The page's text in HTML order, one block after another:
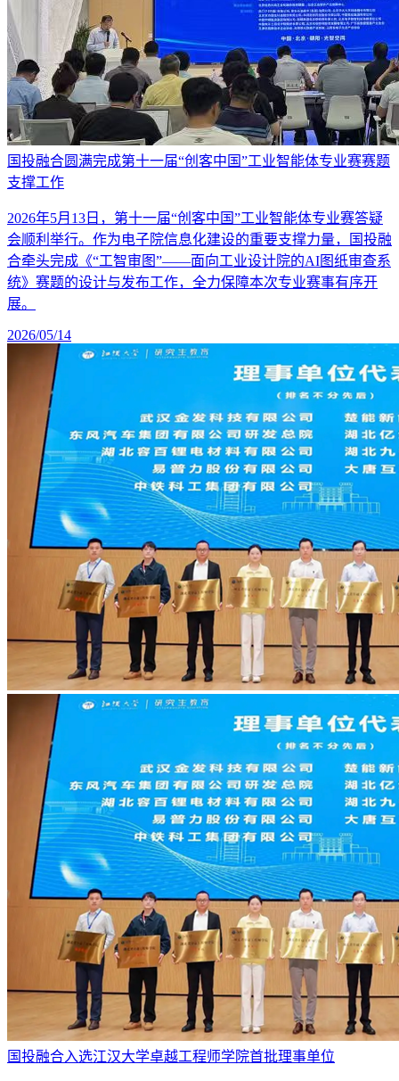
国投融合圆满完成第十一届“创客中国”工业智能体专业赛赛题
支撑工作
2026年5月13日，第十一届“创客中国”工业智能体专业赛答疑
会顺利举行。作为电子院信息化建设的重要支撑力量，国投融
合牵头完成《“工智审图”——面向工业设计院的AI图纸审查系
统》赛题的设计与发布工作，全力保障本次专业赛事有序开
展。
2026/05/14
国投融合入选江汉大学卓越工程师学院首批理事单位